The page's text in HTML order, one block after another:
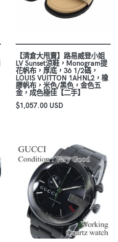
【清倉大甩賣】路易威登小姐
LV Sunset涼鞋，Monogram提
花帆布，厚底，36 1/2碼，
LOUIS VUITTON 1AHNL2，橡
膠帆布，米色/黑色，金色五
金，成色極佳【二手】
$1,057.00 USD